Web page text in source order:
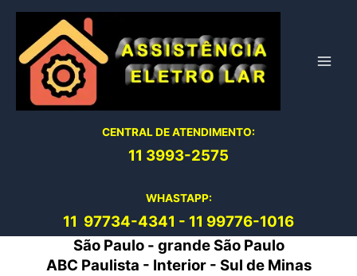
conteúdo
CENTRAL DE ATENDIMENTO:
11 3993-2575
WHASTAPP:
11 97734-4341 - 11 99776-1016
São Paulo - grande São Paulo
ABC Paulista - Interior - Sul de Minas